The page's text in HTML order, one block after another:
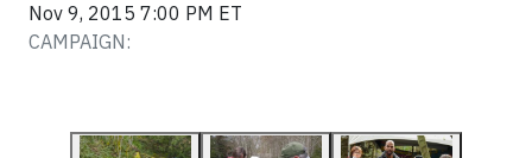
Nov 9, 2015 7:00 PM ET
CAMPAIGN: